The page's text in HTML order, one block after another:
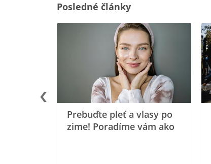
Posledné články
Prebuďte pleť a vlasy po
zime! Poradíme vám ako